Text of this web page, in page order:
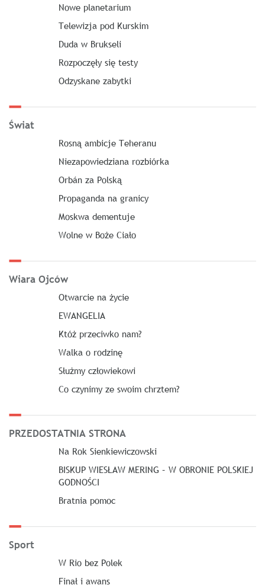
Nowe planetarium
Telewizja pod Kurskim
Duda w Brukseli
Rozpoczęły się testy
Odzyskane zabytki
Świat
Rosną ambicje Teheranu
Niezapowiedziana rozbiórka
Orbán za Polską
Propaganda na granicy
Moskwa dementuje
Wolne w Boże Ciało
Wiara Ojców
Otwarcie na życie
EWANGELIA
Któż przeciwko nam?
Walka o rodzinę
Służmy człowiekowi
Co czynimy ze swoim chrztem?
PRZEDOSTATNIA STRONA
Na Rok Sienkiewiczowski
BISKUP WIESŁAW MERING – W OBRONIE POLSKIEJ
GODNOŚCI
Bratnia pomoc
Sport
W Rio bez Polek
Finał i awans